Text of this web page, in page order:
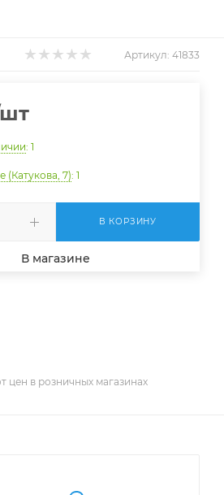
Артикул: 41833
: 1
(Катукова, 7): 1
В КОРЗИНУ
В магазине
цен в розничных магазинах